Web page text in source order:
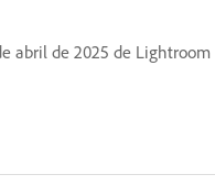
abril de 2025 de Lightroom